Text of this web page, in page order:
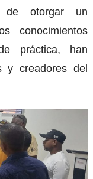
otorgar un
conocimientos
práctica, han
y creadores del